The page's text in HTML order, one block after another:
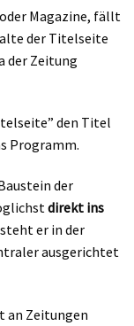
Magazine, fällt
der Titelseite
der Zeitung
den Titel
Programm.
der
direkt ins
er in der
ausgerichtet
an Zeitungen